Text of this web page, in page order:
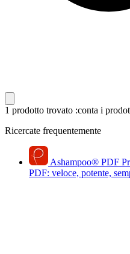
1 prodotto trovato :conta i
Ricercate frequentemente
Ashampoo® PDF
PDF: veloce, potente,